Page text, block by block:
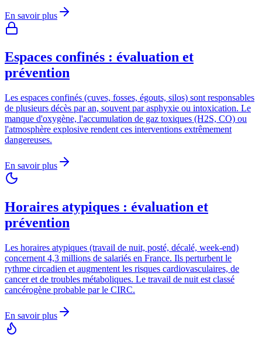
En savoir plus
Espaces confinés : évaluation et
prévention
Les espaces confinés (cuves, fosses, égouts, silos) sont responsables
de plusieurs décès par an, souvent par asphyxie ou intoxication. Le
manque d'oxygène, l'accumulation de gaz toxiques (H2S, CO) ou
l'atmosphère explosive rendent ces interventions extrêmement
dangereuses.
En savoir plus
Horaires atypiques : évaluation et
prévention
Les horaires atypiques (travail de nuit, posté, décalé, week-end)
concernent 4,3 millions de salariés en France. Ils perturbent le
rythme circadien et augmentent les risques cardiovasculaires, de
cancer et de troubles métaboliques. Le travail de nuit est classé
cancérogène probable par le CIRC.
En savoir plus